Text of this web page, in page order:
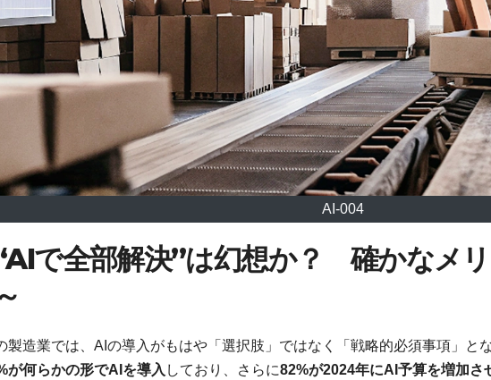
AI-004
で全部解決”は幻想か？ 確かなメ
製造業では、AIの導入がもはや「選択肢」ではなく「戦略的必須事項」と
が何らかの形でAIを導入 しており、さらに82%が2024年にAI予算を増加さ